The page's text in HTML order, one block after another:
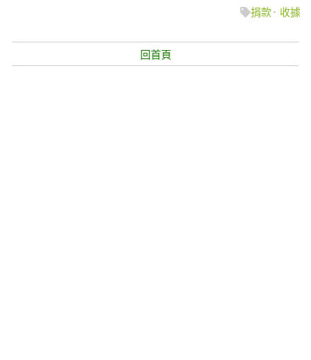
捐款 收據
回首頁